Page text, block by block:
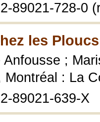
89021-728-0
les
Anfousse ;
Montréal : La
89021-639-X